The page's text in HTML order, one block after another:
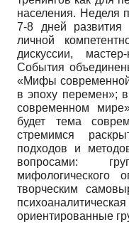
населения. Неделя
7-8 дней развития
личной
дискуссии,
События
«Мифы
в эпоху перемен»;
современном
будет тема
стремимся
подходов и
вопросами:
мифологического
творческим
ориентированные